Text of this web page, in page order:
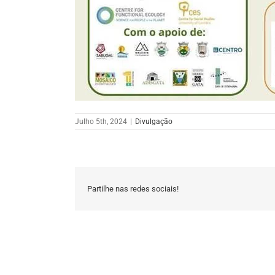
Julho 5th, 2024 Divulgação
Partilhe nas redes sociais!